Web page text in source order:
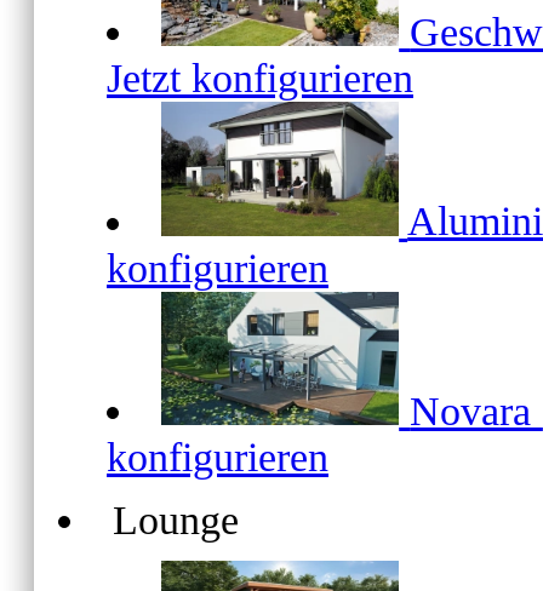
Jetzt konfigurieren
konfigurieren
Novara
konfigurieren
Lounge